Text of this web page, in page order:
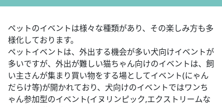
ペットのイベントは様々な種類があり、その楽しみ方も多
様化しております。
ペットイベントは、外出する機会が多い犬向けイベントが
多いですが、外出が難しい猫ちゃん向けのイベントは、飼
い主さんが集まり買い物をする場としてイベント(にゃん
だらけ等)が開かれており、犬向けのイベントではワンち
ゃん参加型のイベント(イヌリンピック,エクストリームな